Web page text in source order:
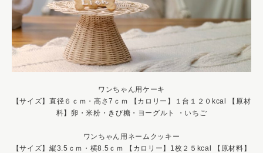
ワンちゃん用ケーキ
【サイズ】直径６ｃｍ・高さ7ｃｍ 【カロリー】１台１２０kcal 【原材
料】卵・米粉・きび糖・ヨーグルト ・いちご
ワンちゃん用ネームクッキー
【サイズ】縦3.5ｃｍ・横8.5ｃｍ 【カロリー】1枚２５kcal 【原材料】